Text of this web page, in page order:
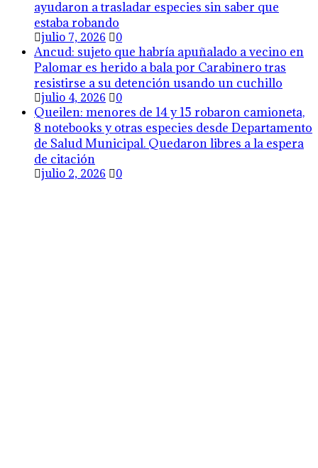
ayudaron a trasladar especies sin saber que
estaba robando
julio 7, 2026 0
Ancud: sujeto que habría apuñalado a vecino en
Palomar es herido a bala por Carabinero tras
resistirse a su detención usando un cuchillo
julio 4, 2026 0
Queilen: menores de 14 y 15 robaron camioneta,
8 notebooks y otras especies desde Departamento
de Salud Municipal. Quedaron libres a la espera
de citación
julio 2, 2026 0